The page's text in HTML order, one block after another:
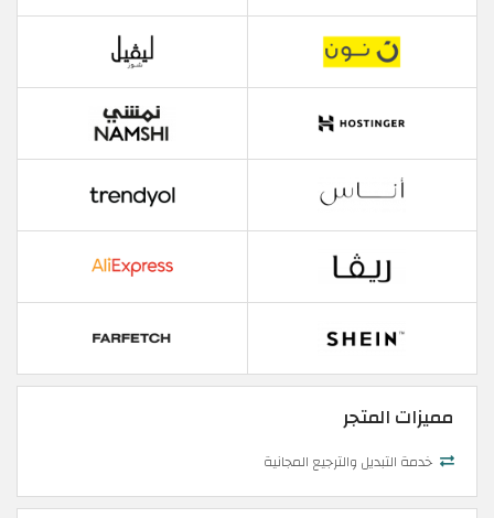
مميزات المتجر
خدمة التبديل والترجيع المجانية